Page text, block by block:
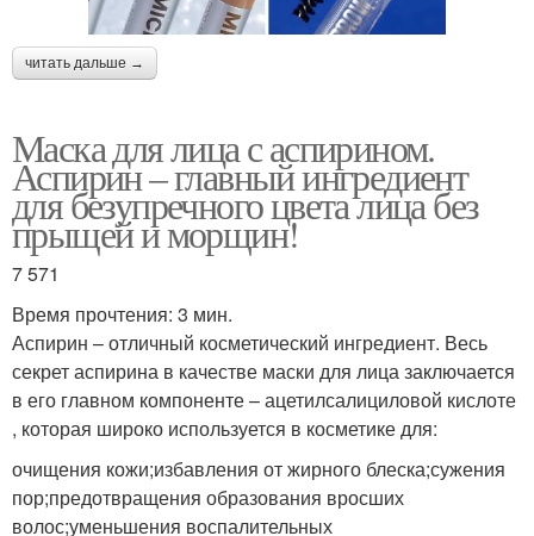
читать дальше →
Маска для лица с аспирином.
Аспирин – главный ингредиент
для безупречного цвета лица без
прыщей и морщин!
7 571
Время прочтения: 3 мин.
Аспирин – отличный косметический ингредиент. Весь
секрет аспирина в качестве маски для лица заключается
в его главном компоненте – ацетилсалициловой кислоте
, которая широко используется в косметике для:
очищения кожи;избавления от жирного блеска;сужения
пор;предотвращения образования вросших
волос;уменьшения воспалительных